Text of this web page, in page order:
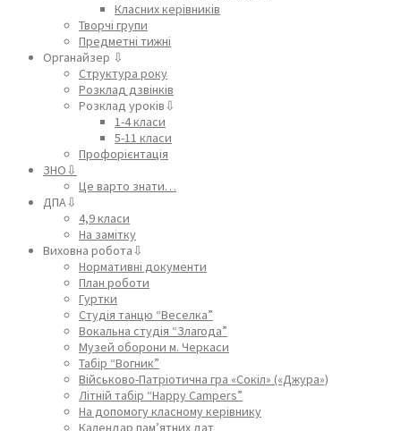
Класних керівників
Творчі групи
Предметні тижні
Органайзер ⇩
Структура року
Розклад дзвінків
Розклад уроків⇩
1-4 класи
5-11 класи
Профорієнтація
ЗНО⇩
Це варто знати…
ДПА⇩
4,9 класи
На замітку
Виховна робота⇩
Нормативні документи
План роботи
Гуртки
Студія танцю “Веселка”
Вокальна студія “Злагода”
Музей оборони м. Черкаси
Табір “Вогник”
Військово-Патріотична гра «Сокіл» («Джура»)
Літній табір “Happy Campers”
На допомогу класному керівнику